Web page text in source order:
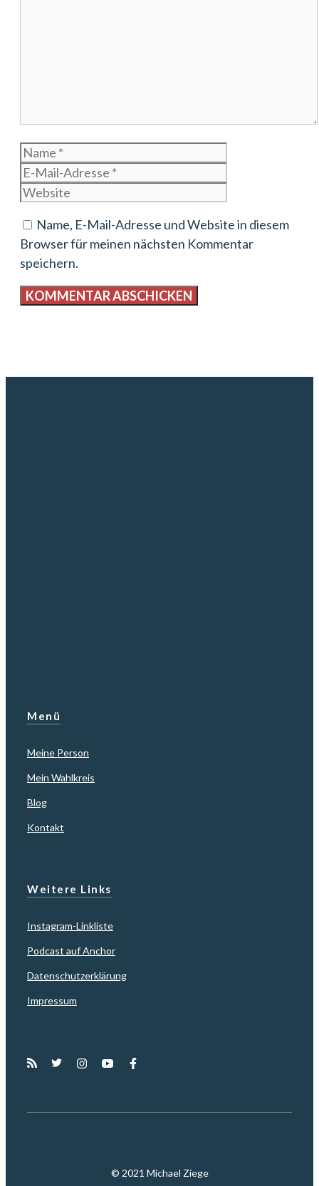
Name
Name, E-Mail-Adresse und Website in diesem
Browser für meinen nächsten Kommentar
speichern.
Menü
Meine Person
Mein Wahlkreis
Blog
Kontakt
Weitere Links
Instagram-Linkliste
Podcast auf Anchor
Datenschutzerklärung
Impressum
© 2021 Michael Ziege